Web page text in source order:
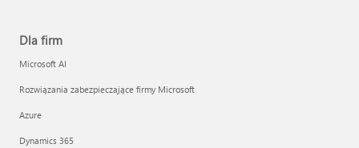
Dla firm
Microsoft AI
Rozwiązania zabezpieczające firmy Microsoft
Azure
Dynamics 365